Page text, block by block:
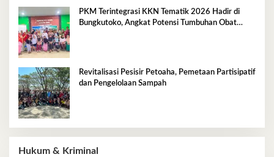
PKM Terintegrasi KKN Tematik 2026 Hadir di
Bungkutoko, Angkat Potensi Tumbuhan Obat
Revitalisasi Pesisir Petoaha, Pemetaan Partisipatif
dan Pengelolaan Sampah
Hukum & Kriminal